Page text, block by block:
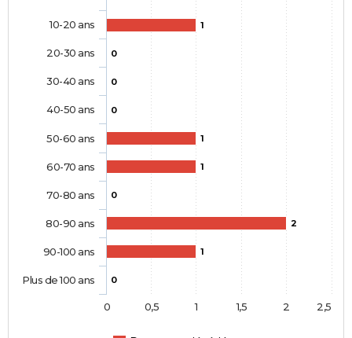
1
0
0
0
1
1
0
2
1
0
10-20 ans
20-30 ans
30-40 ans
40-50 ans
50-60 ans
60-70 ans
70-80 ans
80-90 ans
90-100 ans
Plus de 100 ans
0 0,5 1 1,5 2 2,5